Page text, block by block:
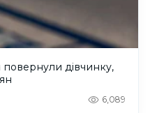
дівчинку,
6,089